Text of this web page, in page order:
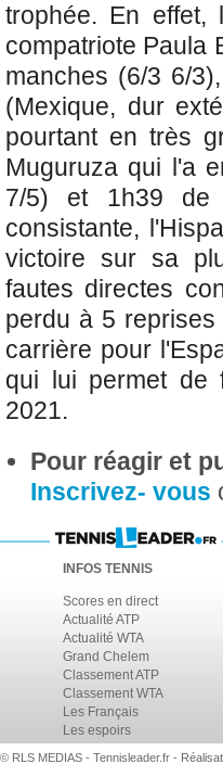
trophée. En effet,
compatriote Paula
manches (6/3 6/
(Mexique, dur
pourtant en très
Muguruza qui l'a
7/5) et 1h39 de
consistante,
victoire sur sa
fautes directes
perdu à 5
carrière pour
qui lui permet de
2021.
Pour réagir et
Inscrivez- vous
INFOS TENNIS
Scores en direct
Actualité ATP
Actualité WTA
Grand Chelem
Classement ATP
Classement WTA
Les Français
Les espoirs
© RLS MEDIAS - Tennisleader.fr -